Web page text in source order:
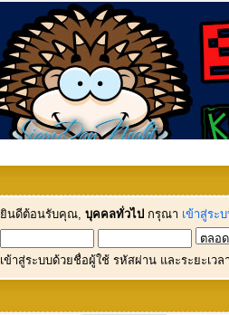
ยินดีต้อนรับคุณ, บุคคลทั่วไป กรุณา เข้าสู่ระ
เข้าสู่ระบบด้วยชื่อผู้ใช้ รหัสผ่าน และระยะเวล